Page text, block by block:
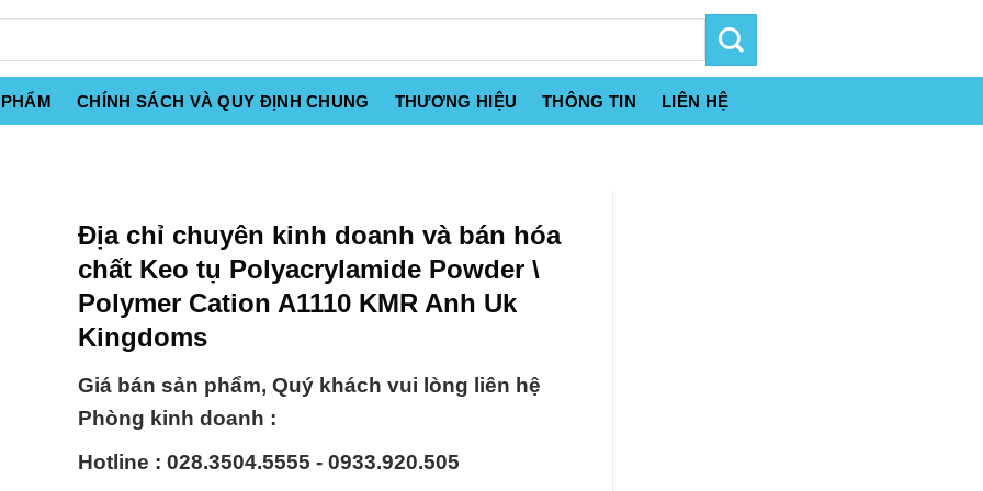
CHÍNH SÁCH VÀ QUY ĐỊNH CHUNG THƯƠNG HIỆU THÔNG TIN LIÊN HỆ
Địa chỉ chuyên kinh doanh và bán hóa
chất Keo tụ Polyacrylamide Powder \
Polymer Cation A1110 KMR Anh Uk
Kingdoms
Giá bán sản phẩm, Quý khách vui lòng liên hệ
Phòng kinh doanh :
Hotline : 028.3504.5555 - 0933.920.505